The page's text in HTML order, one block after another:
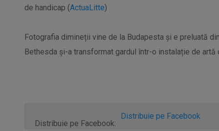
de handicap (ActuaLitte)
Fotografia dimineții vine de la Budapesta și e preluată
Bethesda și-a transformat gardul într-o instalație de
Distribuie pe Facebook:
Distribuie pe Facebook